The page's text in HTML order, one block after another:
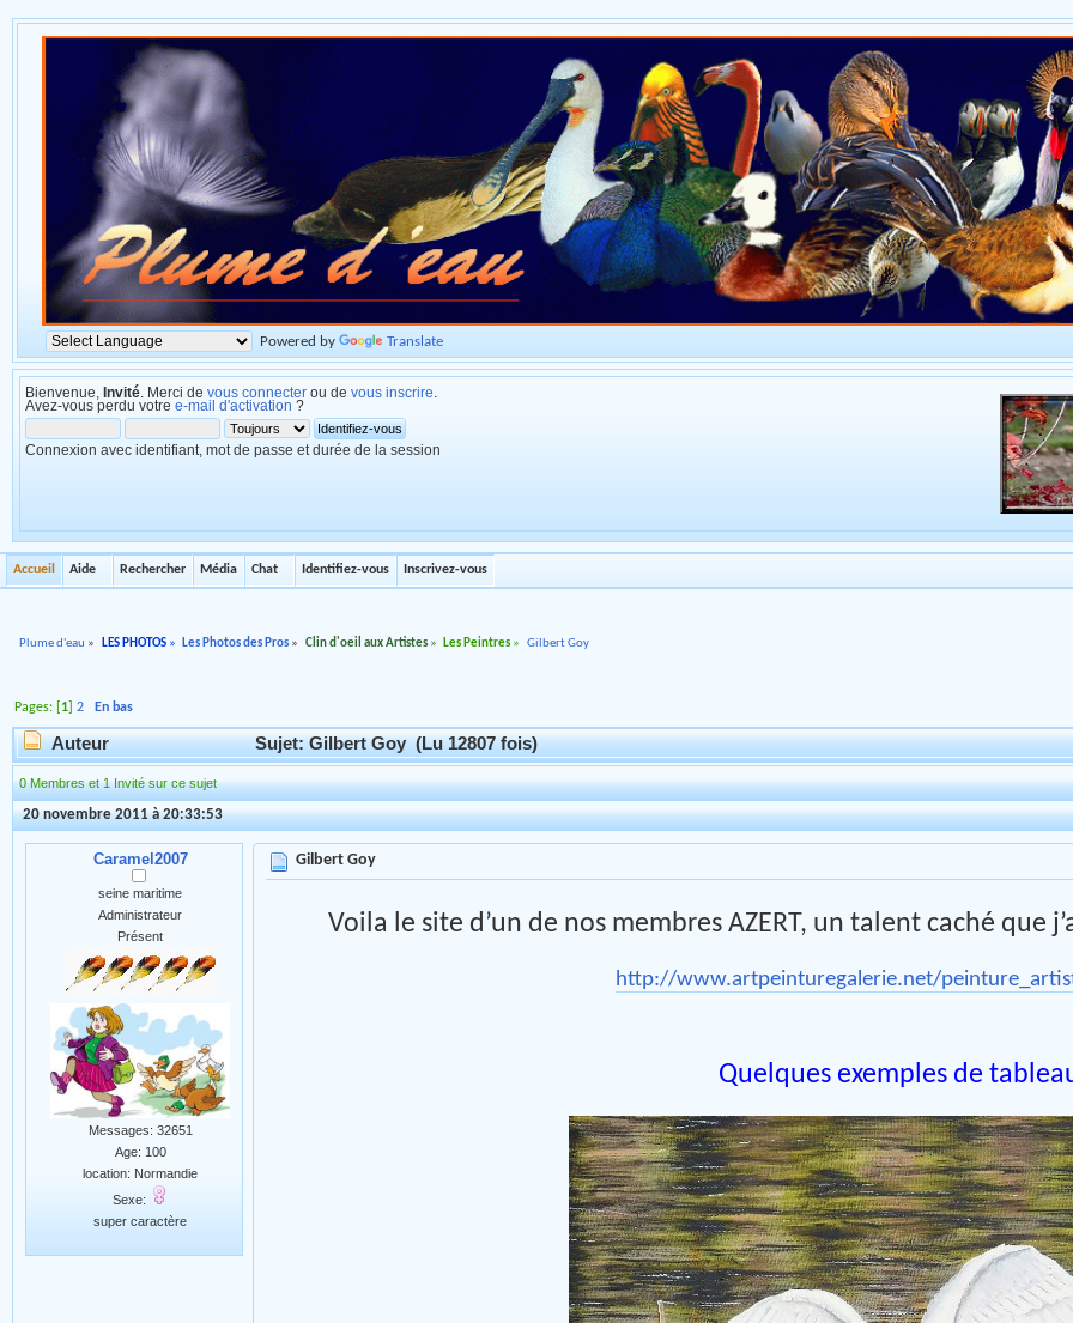
Powered by Translate
Bienvenue, Invité . Merci de vous connecter ou de vous inscrire
Avez-vous perdu votre e-mail d'activation ?
Connexion avec identifiant, mot de passe et durée de la session
Accueil Aide Rechercher Média Chat Identifiez-vous Inscrivez-vous
Plume d'eau » LES PHOTOS » Les Photos des Pros » Clin d'oeil aux Artistes» Les Peintres » Gilbert Goy
Pages: [ 1 ]2 En bas
Auteur Sujet: Gilbert Goy (Lu 12807 fois)
0 Membres et 1 Invité sur ce sujet
20 novembre 2011 à 20:33:53
Caramel2007
seine maritime
Administrateur
Présent
Messages: 32651
Age: 100
location: Normandie
Sexe:
super caractère
Gilbert Goy
Voila le site d’un de nos membres AZERT, un talent caché que
http://www.artpeinturegalerie.net/
Quelques exemples de